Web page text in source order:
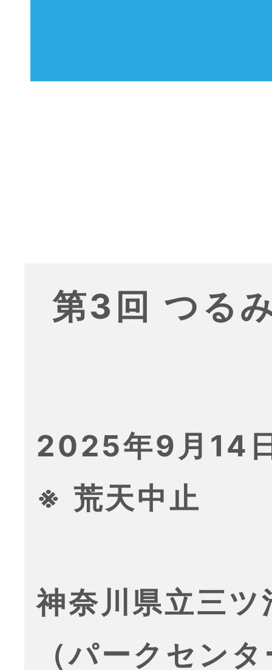
第3回 つる
2025年9月14
※ 荒天中止
神奈川県立三ツ
（パークセン